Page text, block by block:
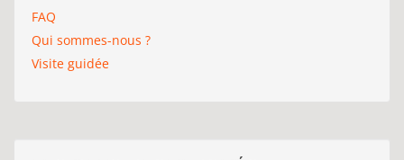
FAQ
Qui sommes-nous ?
Visite guidée